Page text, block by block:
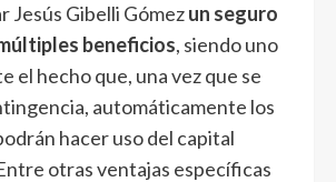
Jesús Gibelli Gómezun seguro
beneficios, siendo uno
el hecho que, una vez que se
automáticamente los
hacer uso del capital
otras ventajas específicas